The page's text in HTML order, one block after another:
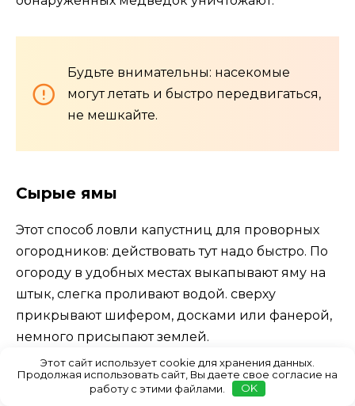
Будьте внимательны: насекомые
могут летать и быстро передвигаться,
не мешкайте.
Сырые ямы
Этот способ ловли капустниц для проворных
огородников: действовать тут надо быстро. По
огороду в удобных местах выкапывают яму на
штык, слегка проливают водой. сверху
прикрывают шифером, досками или фанерой,
немного присыпают землей.
Этот сайт использует cookie для хранения данных.
Продолжая использовать сайт, Вы даете свое согласие на
работу с этими файлами.
OK